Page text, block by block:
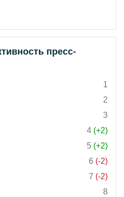
пресс-
1
2
3
4 (+2)
5 (+2)
6 (-2)
7 (-2)
8